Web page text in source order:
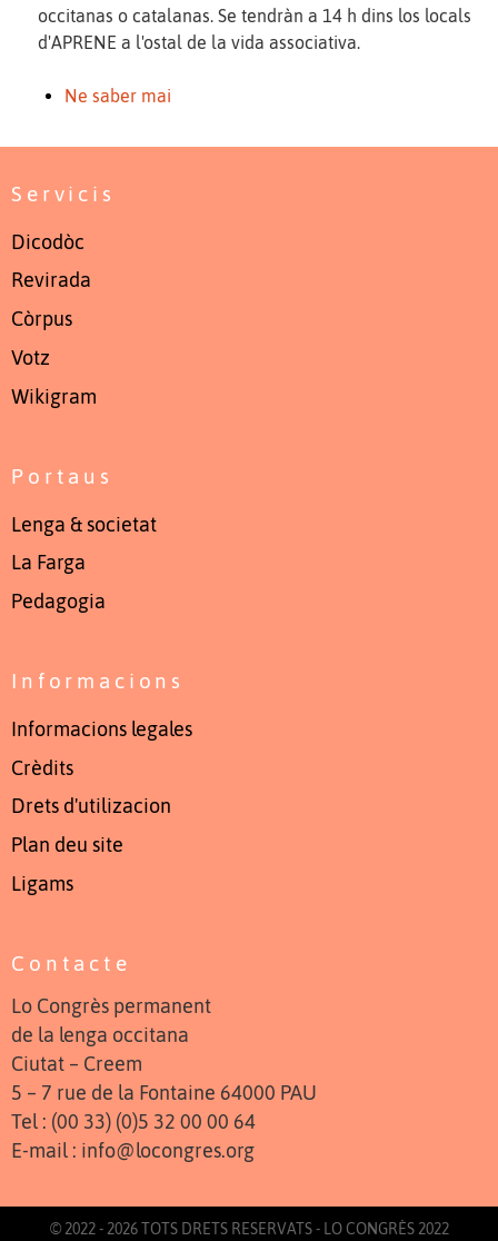
occitanas o catalanas. Se tendràn a 14 h dins los locals
d'APRENE a l'ostal de la vida associativa.
Ne saber mai
Servicis
Dicodòc
Revirada
Còrpus
Votz
Wikigram
Portaus
Lenga & societat
La Farga
Pedagogia
Informacions
Informacions legales
Crèdits
Drets d'utilizacion
Plan deu site
Ligams
Contacte
Lo Congrès permanent
de la lenga occitana
Ciutat – Creem
5 – 7 rue de la Fontaine 64000 PAU
Tel : (00 33) (0)5 32 00 00 64
E-mail : info@locongres.org
© 2022 - 2026 TOTS DRETS RESERVATS - LO CONGRÈS 2022